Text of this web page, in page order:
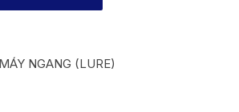
MÁY NGANG (LURE)